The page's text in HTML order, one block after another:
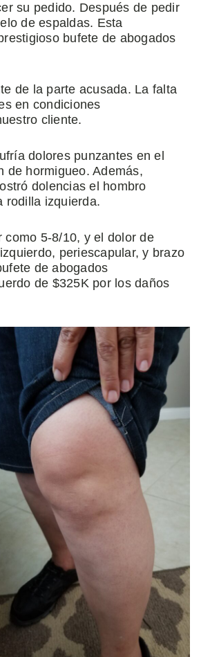
su pedido. Después de pedir
de espaldas. Esta
bufete de abogados
de la parte acusada. La falta
en condiciones
cliente.
dolores punzantes en el
de hormigueo. Además,
dolencias el hombro
rodilla izquierda.
5-8/10, y el dolor de
periescapular, y brazo
de abogados
de $325K por los daños